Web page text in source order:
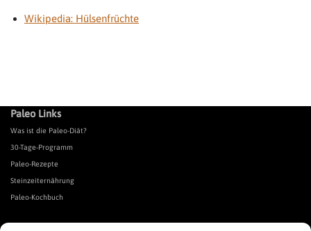
Wikipedia: Hülsenfrüchte
Paleo Links
Was ist die Paleo-Diät?
30-Tage-Programm
Paleo-Rezepte
Steinzeiternährung
Paleo-Kochbuch